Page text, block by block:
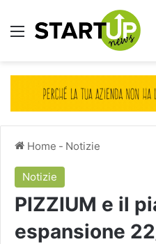
Menu
Home - Notizie
Notizie
PIZZIUM e il
espansione